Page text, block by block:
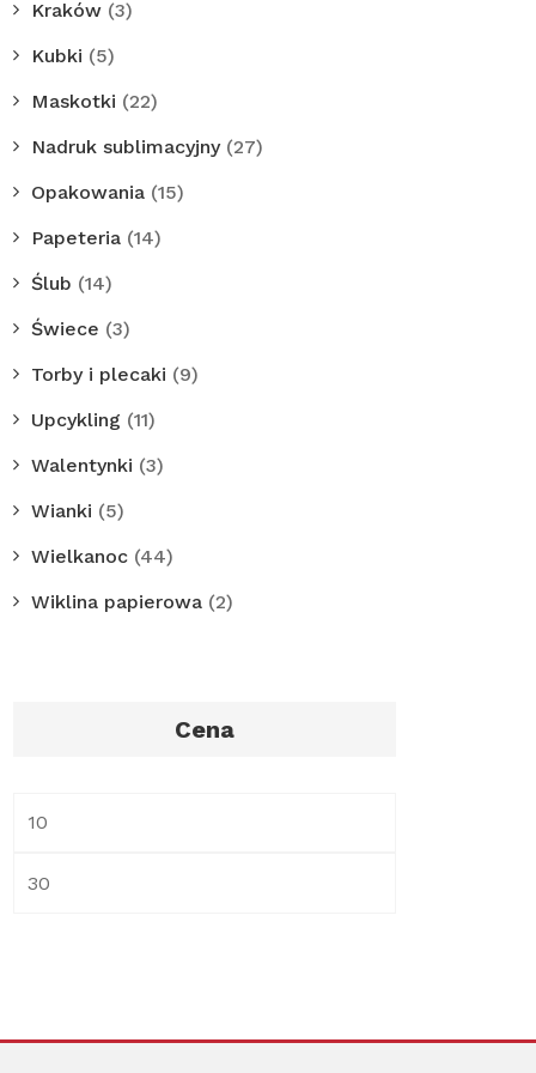
Kraków (3)
Kubki (5)
Maskotki (22)
Nadruk sublimacyjny (27)
Opakowania (15)
Papeteria (14)
Ślub (14)
Świece (3)
Torby i plecaki (9)
Upcykling (11)
Walentynki (3)
Wianki (5)
Wielkanoc (44)
Wiklina papierowa (2)
Cena